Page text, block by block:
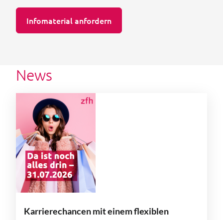
Infomaterial anfordern
News
Karrierechancen mit einem flexiblen